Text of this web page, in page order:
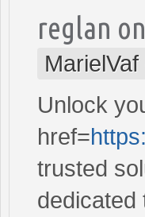
reglan
Unlock
href=
trusted
dedicated